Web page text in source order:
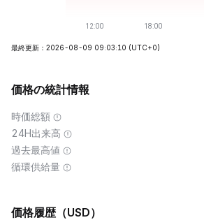
最終更新：2026-08-09 09:03:10 (UTC+0)
価格の統計情報
時価総額
24H出来高
過去最高値
循環供給量
価格履歴（USD）